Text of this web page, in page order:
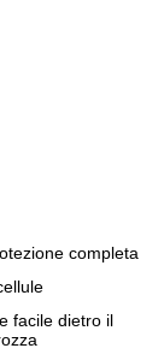
completa
facile dietro il